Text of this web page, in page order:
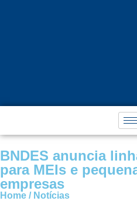
BNDES anuncia
para MEIs e
empresas
Home / Notícias